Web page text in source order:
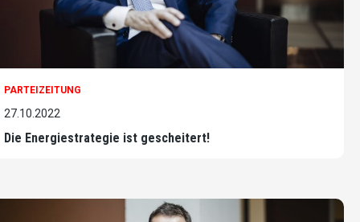
PARTEIZEITUNG
27.10.2022
Die Energiestrategie ist gescheitert!